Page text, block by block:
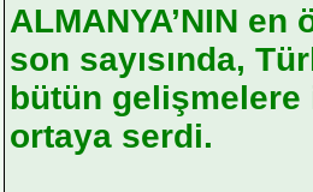
ALMANYA’NIN
son sayısında,
bütün gelişmelere
ortaya serdi.